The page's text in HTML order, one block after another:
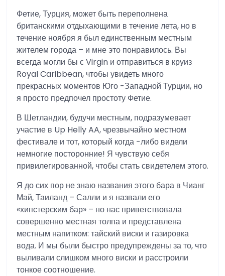
Фетие, Турция, может быть переполнена
британскими отдыхающими в течение лета, но в
течение ноября я был единственным местным
жителем города – и мне это понравилось. Вы
всегда могли бы с Virgin и отправиться в круиз
Royal Caribbean, чтобы увидеть много
прекрасных моментов Юго -Западной Турции, но
я просто предпочел простоту Фетие.
В Шетландии, будучи местным, подразумевает
участие в Up Helly AA, чрезвычайно местном
фестивале и тот, который когда -либо видели
немногие посторонние! Я чувствую себя
привилегированной, чтобы стать свидетелем этого.
Я до сих пор не знаю названия этого бара в Чианг
Май, Таиланд – Салли и я назвали его
«хипстерским бар» – но нас приветствовала
совершенно местная толпа и представлена
местным напитком: тайский виски и газировка
вода. И мы были быстро предупреждены за то, что
выливали слишком много виски и расстроили
тонкое соотношение.